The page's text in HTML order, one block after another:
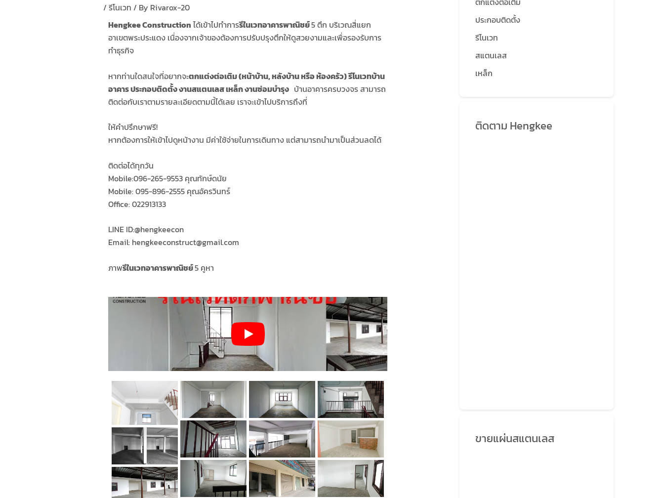
/ รีโนเวท / By Rivarox-20
Hengkee Constructionได้เข้าไปทำการรีในเวทอาคารพาณิชย์5 ตึก บริเวณสี่แยก
อาเขตพระประแดง เนื่องจากเจ้าของต้องการปรับปรุงตึกให้ดูสวยงามและเพื่อรองรับการ
ทำธุรกิจ
หากท่านใดสนใจที่อยากจะตกแต่งต่อเติม (หน้าบ้าน,หลังบ้าน หรือ ห้องครัว)รีโนเวทบ้าน
อาคารประกอบติดตั้งงานสแตนเลสเหล็กงานซ่อมบำรุง บ้านอาคารครบวงจร สามารถ
ติดต่อกับเราตามรายละเอียดตามนี้ได้เลย เราจะเข้าไปบริการถึงที่
ให้คำปรึกษาฟรี!
หากต้องการให้เข้าไปดูหน้างาน มีค่าใช้จ่ายในการเดินทาง แต่สามารถนำมาเป็นส่วนลดได้
ติดต่อได้ทุกวัน
Mobile:096-265-9553 คุณทักษ์ดนัย
Mobile: 095-896-2555 คุณอัครวินทร์
Office: 022913133
LINE ID:​@hengkeecon
Email: hengkeeconstruct@gmail.com
ภาพรีในเวทอาคารพาณิชย์5 คูหา
ประกอบติดตั้ง
รีโนเวท
สแตนเลส
เหล็ก
ติดตาม Hengkee
ขายแผ่นสแตนเลส